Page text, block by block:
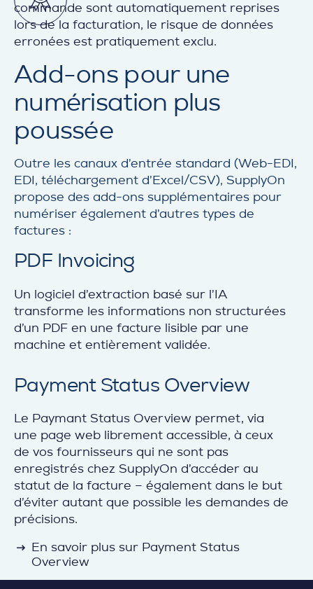
commande sont automatiquement reprises
lors de la facturation, le risque de données
erronées est pratiquement exclu.
Add-ons pour une
numérisation plus
poussée
Outre les canaux d’entrée standard (Web-EDI,
EDI, téléchargement d’Excel/CSV), SupplyOn
propose des add-ons supplémentaires pour
numériser également d’autres types de
factures :
PDF Invoicing
Un logiciel d’extraction basé sur l’IA
transforme les informations non structurées
d’un PDF en une facture lisible par une
machine et entièrement validée.
Payment Status Overview
Le Paymant Status Overview permet, via
une page web librement accessible, à ceux
de vos fournisseurs qui ne sont pas
enregistrés chez SupplyOn d’accéder au
statut de la facture – également dans le but
d’éviter autant que possible les demandes de
précisions.
En savoir plus sur Payment Status
Overview
detail